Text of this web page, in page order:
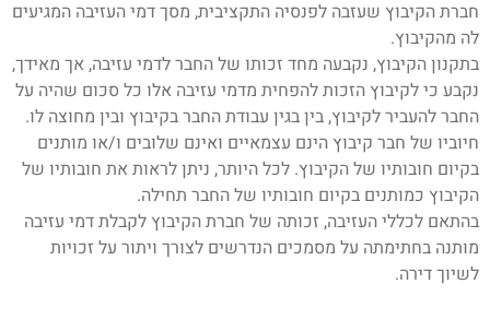
חברת הקיבוץ שעזבה לפנסיה התקציבית, מסך דמי העזיבה המגיעים
לה מהקיבוץ.
בתקנון הקיבוץ, נקבעה מחד זכותו של החבר לדמי עזיבה, אך מאידך,
נקבע כי לקיבוץ הזכות להפחית מדמי עזיבה אלו כל סכום שהיה על
החבר להעביר לקיבוץ, בין בגין עבודת החבר בקיבוץ ובין מחוצה לו.
חיוביו של חבר קיבוץ הינם עצמאיים ואינם שלובים ו/או מותנים
בקיום חובותיו של הקיבוץ. לכל היותר, ניתן לראות את חובותיו של
הקיבוץ כמותנים בקיום חובותיו של החבר תחילה.
בהתאם לכללי העזיבה, זכותה של חברת הקיבוץ לקבלת דמי עזיבה
מותנה בחתימתה על מסמכים הנדרשים לצורך ויתור על זכויות
לשיוך דירה.